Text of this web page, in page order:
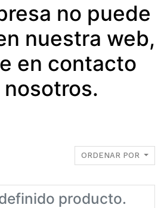
no puede
nuestra web,
en contacto
ORDENAR POR
producto.